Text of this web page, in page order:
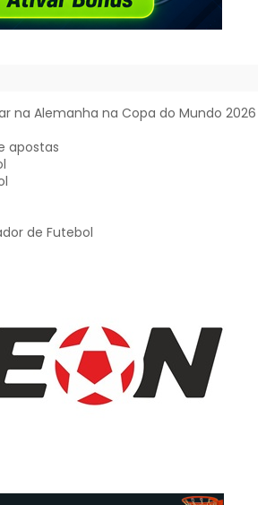
na Alemanha na Copa do Mundo 2026
apostas
de Futebol